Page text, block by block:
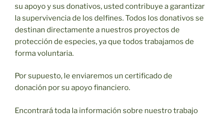
su apoyo y sus donativos, usted contribuye a garantizar
la supervivencia de los delfines. Todos los donativos se
destinan directamente a nuestros proyectos de
protección de especies, ya que todos trabajamos de
forma voluntaria.
Por supuesto, le enviaremos un certificado de
donación por su apoyo financiero.
Encontrará toda la información sobre nuestro trabajo